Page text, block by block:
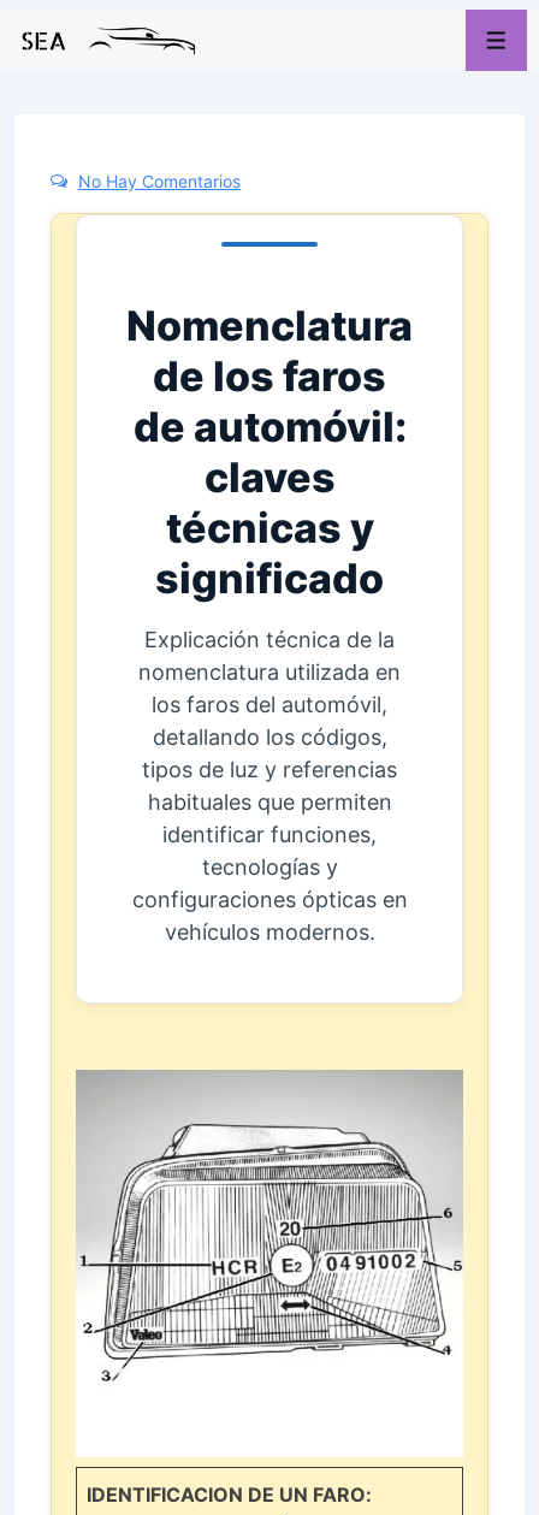
No Hay Comentarios
Nomenclatura
de los faros
de automóvil:
claves
técnicas y
significado
Explicación técnica de la
nomenclatura utilizada en
los faros del automóvil,
detallando los códigos,
tipos de luz y referencias
habituales que permiten
identificar funciones,
tecnologías y
configuraciones ópticas en
vehículos modernos.
IDENTIFICACION DE UN FARO: